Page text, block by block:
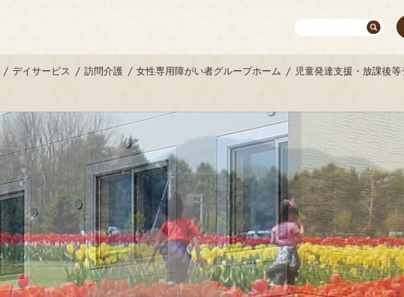
デイサービス 訪問介護 女性専用障がい者グループホーム 児童発達支援・放課後等